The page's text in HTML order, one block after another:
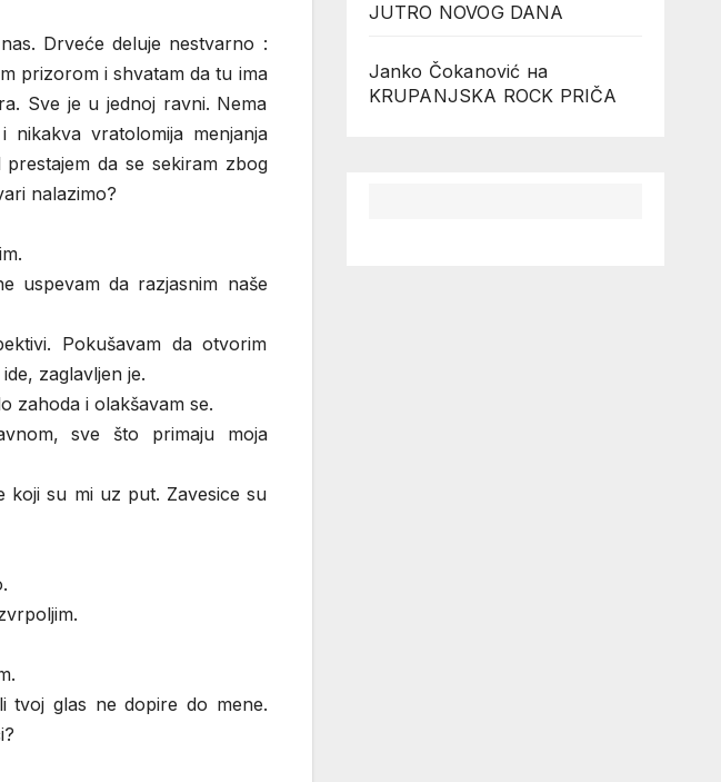
Drveće deluje nestvarno :
prizorom i shvatam da tu ima
Sve je u jednoj ravni. Nema
vratolomija menjanja
da se sekiram zbog
nalazimo?
uspevam da razjasnim naše
Pokušavam da otvorim
zaglavljen je.
zahoda i olakšavam se.
sve što primaju moja
koji su mi uz put. Zavesice su
tvoj glas ne dopire do mene.
JUTRO NOVOG DANA
Janko Čokanović на
KRUPANJSKA ROCK PRIČA